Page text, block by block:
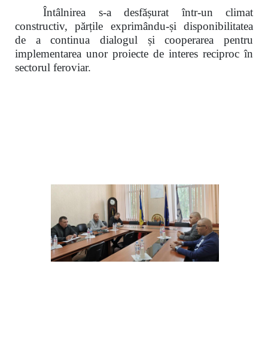
Întâlnirea s-a desfășurat într-un climat
constructiv, părțile exprimându-și disponibilitatea
de a continua dialogul și cooperarea pentru
implementarea unor proiecte de interes reciproc în
sectorul feroviar.